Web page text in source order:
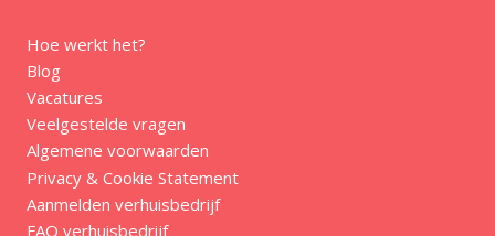
Hoe werkt het?
Blog
Vacatures
Veelgestelde vragen
Algemene voorwaarden
Privacy & Cookie Statement
Aanmelden verhuisbedrijf
FAQ verhuisbedrijf